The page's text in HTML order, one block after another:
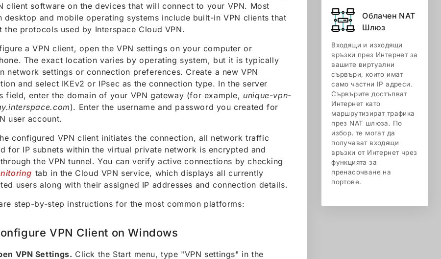
client software on the devices that will connect to your VPN. Most
desktop and mobile operating systems include built-in VPN clients that
the protocols used by Interspace Cloud VPN.
a VPN client, open the VPN settings on your computer or
The exact location varies by operating system, but it is typically
network settings or connection preferences. Create a new VPN
and select IKEv2 or IPsec as the connection type. In the server
field, enter the domain of your VPN gateway (for example, unique-vpn-
). Enter the username and password you created for
user account.
configured VPN client initiates the connection, all network traffic
for IP subnets within the virtual private network is encrypted and
the VPN tunnel. You can verify active connections by checking
tab in the Cloud VPN service, which displays all currently
users along with their assigned IP addresses and connection details.
step-by-step instructions for the most common platforms:
VPN Client on Windows
VPN Settings. Click the Start menu, type "VPN settings" in the
Облачен NАТ
Шлюз
Входящи и изходящи
връзки през Интернет за
вашите виртуални
сървъри, които имат
само частни IP адреси.
Сървърите достъпват
Интернет като
маршрутизират трафика
през NAT шлюза. По
избор, те могат да
получават входящи
връзки от Интернет чрез
функцията за
пренасочване на
портове.